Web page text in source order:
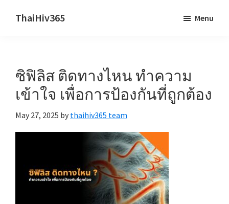
ThaiHiv365
behind.
Menu
ซิฟิลิส ติดทางไหน ทำความ
เข้าใจ เพื่อการป้องกันที่ถูกต้อง
May 27, 2025 by thaihiv365 team